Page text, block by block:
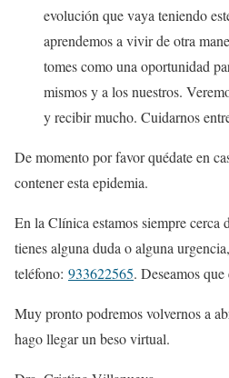
evolución que vaya teniendo
aprendemos a vivir de otra
tomes como una oportunidad
mismos y a los nuestros.
y recibir mucho. Cuidarnos
De momento por favor quédate en
contener esta epidemia.
En la Clínica estamos siempre cerca
tienes alguna duda o alguna
teléfono: 933622565. Deseamos
Muy pronto podremos volvernos a
hago llegar un beso virtual.